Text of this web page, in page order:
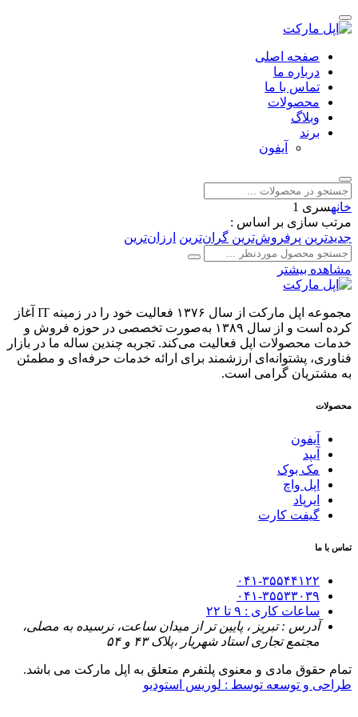
صفحه اصلی
درباره ما
تماس با ما
محصولات
وبلاگ
برند
آیفون
خانهسری 1
مرتب سازی بر اساس :
جدیدترین پرفروش‌ترین گران‌ترین ارزان‌ترین
مشاهده بیشتر
مجموعه اپل مارکت از سال ۱۳۷۶ فعالیت خود را در زمینه IT آغاز
کرده است و از سال ۱۳۸۹ به‌صورت تخصصی در حوزه فروش و
خدمات محصولات اپل فعالیت می‌کند. تجربه چندین ساله ما در بازار
فناوری، پشتوانه‌ای ارزشمند برای ارائه خدمات حرفه‌ای و مطمئن
به مشتریان گرامی است.
محصولات
آیفون
آیپد
مک بوک
اپل واچ
ایرپاد
گیفت کارت
تماس با ما
۰۴۱-۳۵۵۴۴۱۲۲
۰۴۱-۳۵۵۳۳۰۳۹
ساعات کاری : ۹ تا ۲۲
آدرس : تبریز ، پایین تر از میدان ساعت، نرسیده به مصلی،
مجتمع تجاری استاد شهریار ،پلاک ۴۳ و ۵۴
تمام حقوق مادی و معنوی پلتفرم متعلق به اپل مارکت می باشد.
طراحی و توسعه توسط : لوریس استودیو